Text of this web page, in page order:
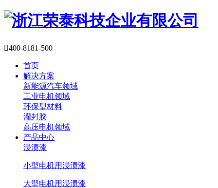
400-8181-500
首页
解决方案
新能源汽车领域
工业电机领域
环保型材料
灌封胶
高压电机领域
产品中心
浸渍漆
小型电机用浸渍漆
大型电机用浸渍漆